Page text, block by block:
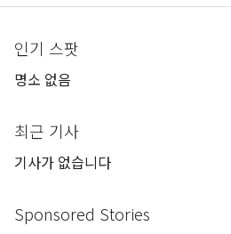
인기 스팟
명소 없음
최근 기사
기사가 없습니다
Sponsored Stories